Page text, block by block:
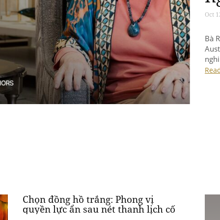
Apr
Chọn đồng hồ trắng: Phong vị
quyền lực ẩn sau nét thanh lịch cố